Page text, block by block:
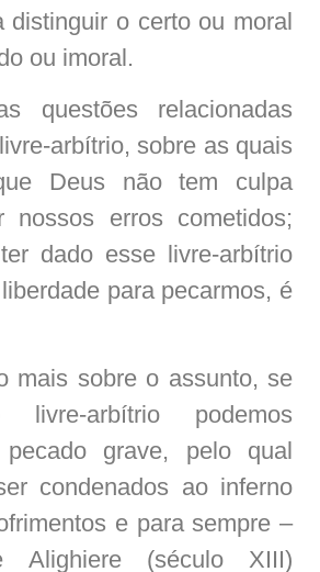
distinguir o certo ou moral
ou imoral.
questões relacionadas
arbítrio, sobre as quais
Deus não tem culpa
nossos erros cometidos;
dado esse livre-arbítrio
para pecarmos, é
mais sobre o assunto, se
livre-arbítrio podemos
grave, pelo qual
condenados ao inferno
e para sempre –
Alighiere (século XIII)